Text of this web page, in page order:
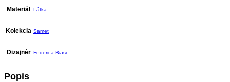
Materiál Látka
Kolekcia Samet
Dizajnér Federica Biasi
Popis